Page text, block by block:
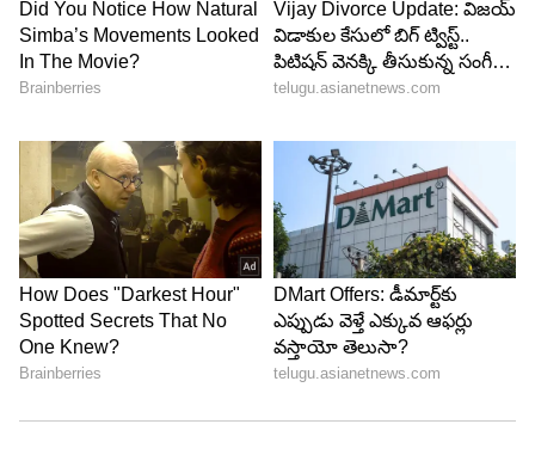
4
Image Credit :Chatgpt
వైద్య ప్రపంచానికి కొత్త సవాల్
చావు అంచుల్లోని వారి అనుభవాలు కేవలం మెదడులోని
రసాయన మార్పులు మాత్రమే కాదని వాదించేవాళ్లూ
ఉన్నారు. వాళ్లు అడిగే ముఖ్యమైన ప్రశ్న ఒక్కటే "మెదడు
పనిచేయడం ఆగిపోతున్నప్పుడు, ఒక వ్యక్తి పక్క సర్జరీ
రూమ్‌లో ఏం జరుగుతుందో కరెక్ట్‌గా ఎలా చూడగలడు?"